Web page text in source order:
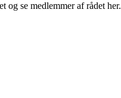
og se medlemmer af rådet her.